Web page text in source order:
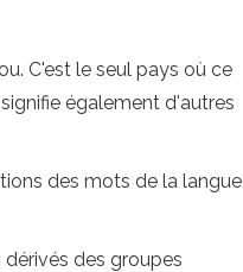
C'est le seul pays où ce
également d'autres
des mots de la langue
des groupes